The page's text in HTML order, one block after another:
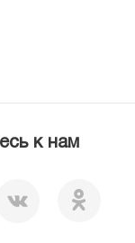
«МЕДСИ СЕГОДНЯ»
к нам